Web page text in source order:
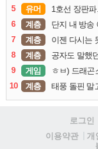
5
유머 1호선 장판파
6
계층 단지 내 방송 아나운서
7
계층 이젠 다시는
8
계층 공자도 말했
9
게임 ㅎㅂ) 드래곤
10
계층 태풍 돌핀 말
로그인
이용약관
개